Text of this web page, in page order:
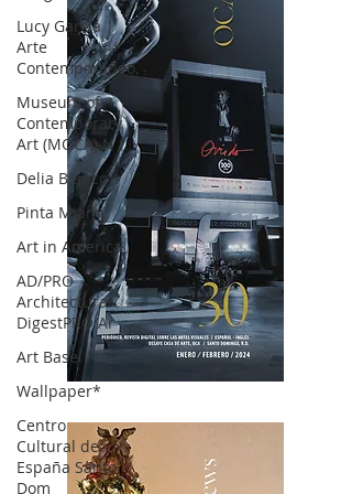
Lucy García |
Arte
Contemporáneo.
Museum of
Contemporary
Art (MOCA) N
Delia Blanco
Pinta Miami
Art in America
AD/PRO
Architectural
DigestPRO Ar
Art Basel
Wallpaper*
Centro
Cultural de
España Santo
Dom
OCA|News 30 /Enero-Febrero / 2024